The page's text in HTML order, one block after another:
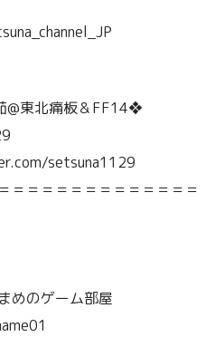
東北痛板＆FF14❖
setsuna1129
＝＝＝＝＝＝＝＝＝＝＝＝＝
のゲーム部屋